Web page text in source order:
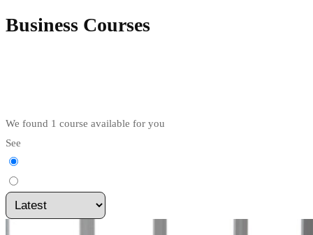
Business Courses
We found 1 course available for you
See